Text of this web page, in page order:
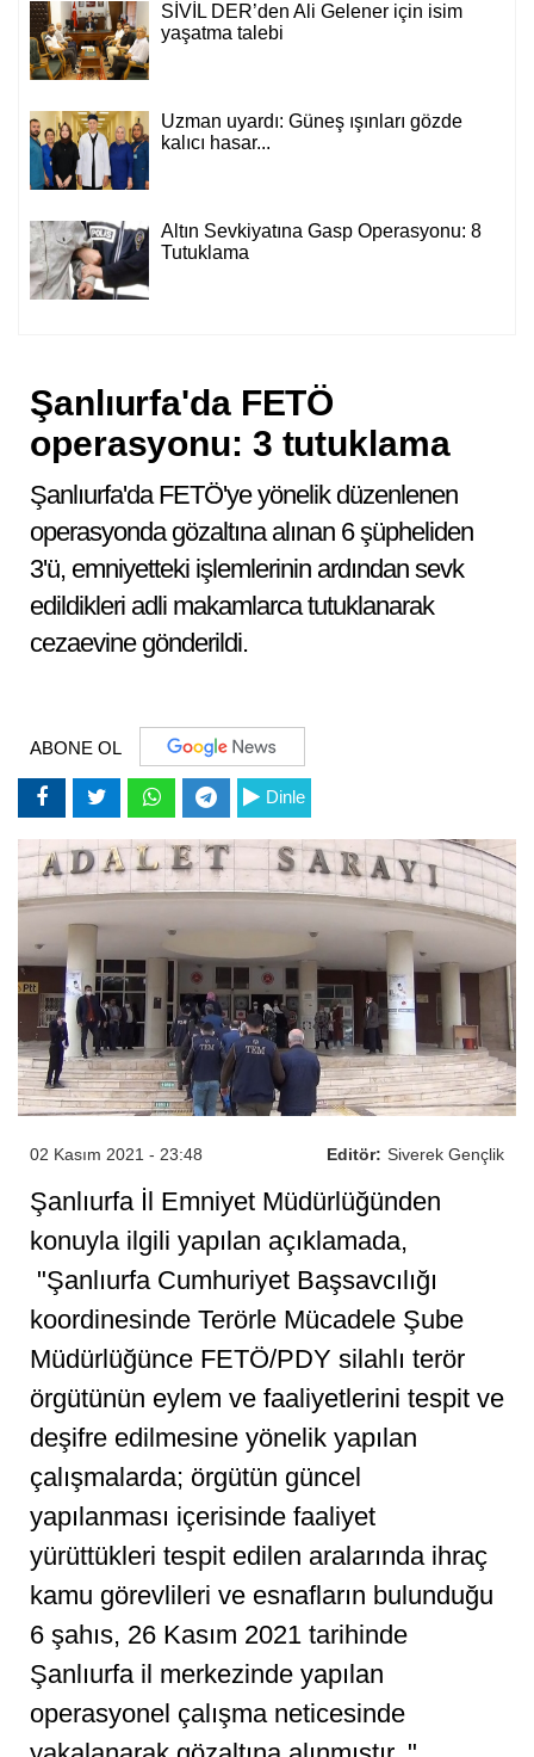
SİVİL DER’den Ali Gelener için isim
yaşatma talebi
Uzman uyardı: Güneş ışınları gözde
kalıcı hasar...
Altın Sevkiyatına Gasp Operasyonu: 8
Tutuklama
Şanlıurfa'da FETÖ
operasyonu: 3 tutuklama
Şanlıurfa'da FETÖ'ye yönelik düzenlenen
operasyonda gözaltına alınan 6 şüpheliden
3'ü, emniyetteki işlemlerinin ardından sevk
edildikleri adli makamlarca tutuklanarak
cezaevine gönderildi.
ABONE OL
Dinle
Editör: Siverek Gençlik
02 Kasım 2021 - 23:48
Şanlıurfa İl Emniyet Müdürlüğünden
konuyla ilgili yapılan açıklamada,
"Şanlıurfa Cumhuriyet Başsavcılığı
koordinesinde Terörle Mücadele Şube
Müdürlüğünce FETÖ/PDY silahlı terör
örgütünün eylem ve faaliyetlerini tespit ve
deşifre edilmesine yönelik yapılan
çalışmalarda; örgütün güncel
yapılanması içerisinde faaliyet
yürüttükleri tespit edilen aralarında ihraç
kamu görevlileri ve esnafların bulunduğu
6 şahıs, 26 Kasım 2021 tarihinde
Şanlıurfa il merkezinde yapılan
operasyonel çalışma neticesinde